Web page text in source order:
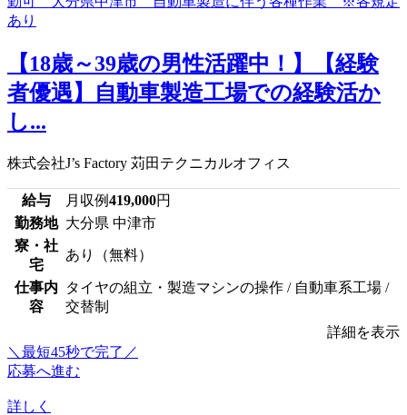
【18歳～39歳の男性活躍中！】【経験
者優遇】自動車製造工場での経験活か
し...
株式会社J’s Factory 苅田テクニカルオフィス
給与 月収例419,000円
勤務地 大分県 中津市
寮・社
宅
あり（無料）
仕事内
容
タイヤの組立・製造マシンの操作 / 自動車系工場 /
交替制
詳細を表示
＼最短45秒で完了／
応募へ進む
詳しく